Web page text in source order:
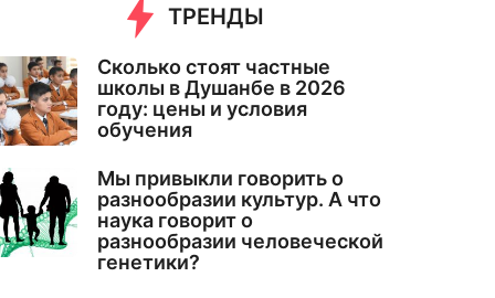
ТРЕНДЫ
Сколько стоят частные
школы в Душанбе в 2026
году: цены и условия
обучения
Мы привыкли говорить о
разнообразии культур. А что
наука говорит о
разнообразии человеческой
генетики?